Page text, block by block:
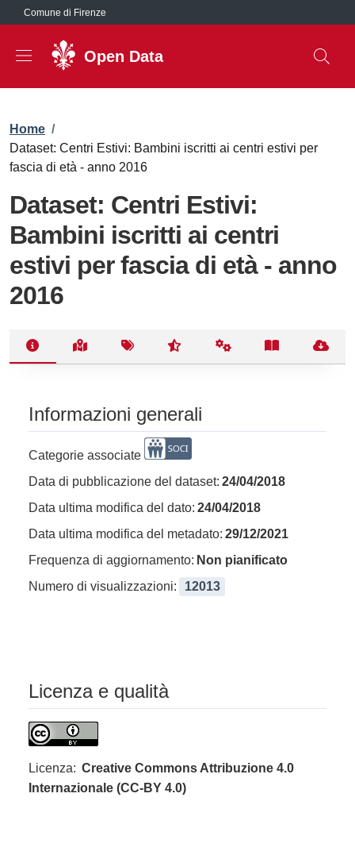
Salta al contenuto principale
Comune di Firenze
Open Data
Briciole di pane
Home /
Dataset: Centri Estivi: Bambini iscritti ai centri estivi per
fascia di età - anno 2016
Dataset: Centri Estivi:
Bambini iscritti ai centri
estivi per fascia di età - anno
2016
Informazioni generali
Categorie associate
Data di pubblicazione del dataset: 24/04/2018
Data ultima modifica del dato: 24/04/2018
Data ultima modifica del metadato: 29/12/2021
Frequenza di aggiornamento: Non pianificato
Numero di visualizzazioni:
12013
Licenza e qualità
Licenza: Creative Commons Attribuzione 4.0
Internazionale (CC-BY 4.0)